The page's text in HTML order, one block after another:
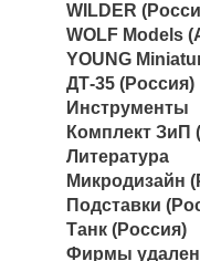
WILDER
WOLF Models
YOUNG
ДТ-35 (Россия)
Инструменты
Комплект ЗиП
Литература
Микродизайн
Подставки
Танк (Россия)
Фирмы